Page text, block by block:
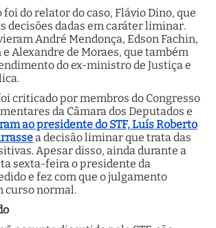
do relator do caso, Flávio Dino, que
decisões dadas em caráter liminar.
André Mendonça, Edson Fachin,
Alexandre de Moraes, que também
do ex-ministro de Justiça e
criticado por membros do Congresso
da Câmara dos Deputados e
ao presidente do STF, Luís Roberto
a decisão liminar que trata das
Apesar disso, ainda durante a
sexta-feira o presidente da
e fez com que o julgamento
curso normal.